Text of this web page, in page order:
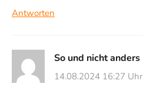
Antworten
So und nicht anders
14.08.2024 16:27 Uhr